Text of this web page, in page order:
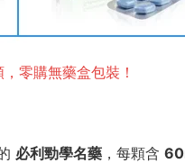
零購無藥盒包裝！
必利勁學名藥 ，每顆含